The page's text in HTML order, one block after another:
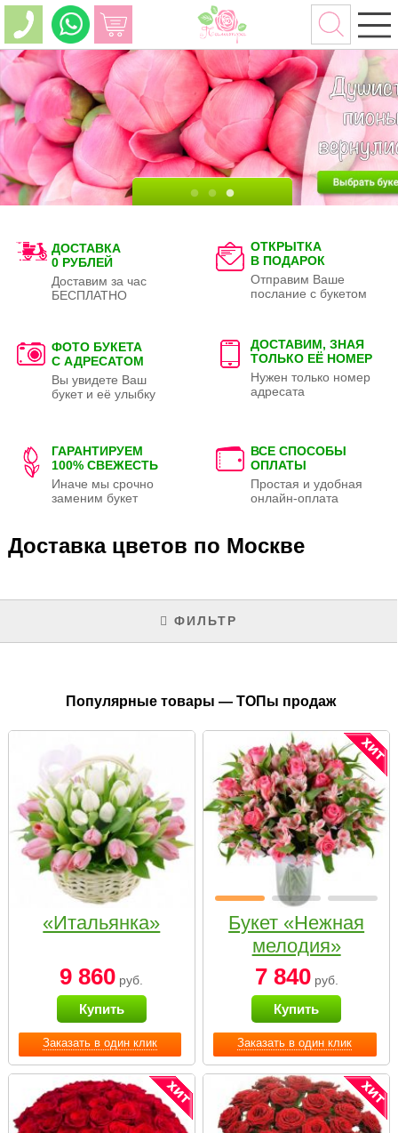
ДОСТАВКА
0 РУБЛЕЙ
Доставим за час
БЕСПЛАТНО
ОТКРЫТКА
В ПОДАРОК
Отправим Ваше
послание с букетом
ФОТО БУКЕТА
С АДРЕСАТОМ
Вы увидете Ваш
букет и её улыбку
ДОСТАВИМ, ЗНАЯ
ТОЛЬКО ЕЁ НОМЕР
Нужен только номер
адресата
ГАРАНТИРУЕМ
100% СВЕЖЕСТЬ
Иначе мы срочно
заменим букет
ВСЕ СПОСОБЫ
ОПЛАТЫ
Простая и удобная
онлайн-оплата
Доставка цветов по Москве
ФИЛЬТР
Популярные товары — ТОПы продаж
Заказать в один клик
«Итальянка»
9 860 руб.
Купить
Заказать в один клик
Букет «Нежная
мелодия»
7 840руб.
Купить